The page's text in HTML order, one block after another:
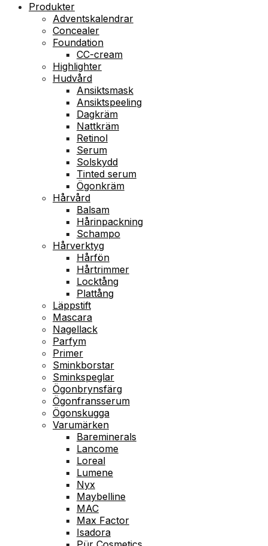
Produkter
Adventskalendrar
Concealer
Foundation
CC-cream
Highlighter
Hudvård
Ansiktsmask
Ansiktspeeling
Dagkräm
Nattkräm
Retinol
Serum
Solskydd
Tinted serum
Ögonkräm
Hårvård
Balsam
Hårinpackning
Schampo
Hårverktyg
Hårfön
Hårtrimmer
Locktång
Plattång
Läppstift
Mascara
Nagellack
Parfym
Primer
Sminkborstar
Sminkspeglar
Ögonbrynsfärg
Ögonfransserum
Ögonskugga
Varumärken
Bareminerals
Lancome
Loreal
Lumene
Nyx
Maybelline
MAC
Max Factor
Isadora